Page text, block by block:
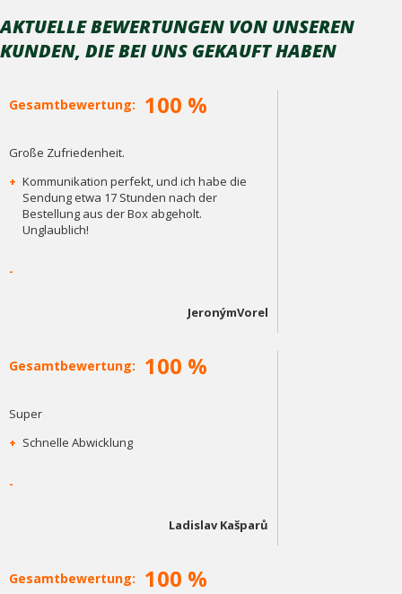
AKTUELLE BEWERTUNGEN VON UNSEREN
KUNDEN, DIE BEI ​​UNS GEKAUFT HABEN
Gesamtbewertung: 100 %
Große Zufriedenheit.
+ Kommunikation perfekt, und ich habe die
Sendung etwa 17 Stunden nach der
Bestellung aus der Box abgeholt.
Unglaublich!
-
JeronýmVorel
Gesamtbewertung: 100 %
Super
+ Schnelle Abwicklung
-
Ladislav Kašparů
Gesamtbewertung: 100 %